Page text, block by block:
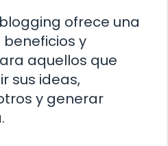
ofrece una
y
aquellos que
sus ideas,
y generar